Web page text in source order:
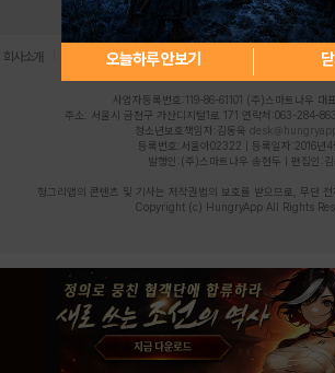
오늘하루 안보기
로그인 PC버전 전체앱
회사소개 | 개인정보 처리방침 불
사업자등록번호:119-86-61101 (주)스마트나우 대
주소: 서울시 금천구 가산디지털1로 171 연락처:063-284-
청소년보호책임자:김동욱
등록번호:서울아02322 | 등록일자:2016년4
발행인:(주)스마트나우 송현두 | 편집인:김
헝그리앱의 콘텐츠 및 기사는 저작권법의 보호를 받으므로, 무단
Copyright (c) HungryApp All Rights